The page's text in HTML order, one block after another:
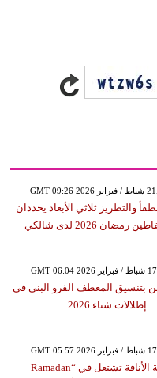
والتطريز ثلاثي الأبعاد يحددان
رمضان 2026 لدى شالكي
بتنسيق المعطف الفرو البني في
إطلالات شتاء 2026
منافسة الأناقة تشتعل في “Ramadan